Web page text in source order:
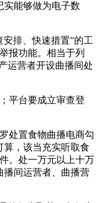
实能够做为电子数
排、快速措置”的工
报功能。相当于列
运营者开设曲播间处
平台要成立审查登
处置食物曲播电商勾
，该当充实听取食
。处一万元以上十万
播间运营者、曲播营